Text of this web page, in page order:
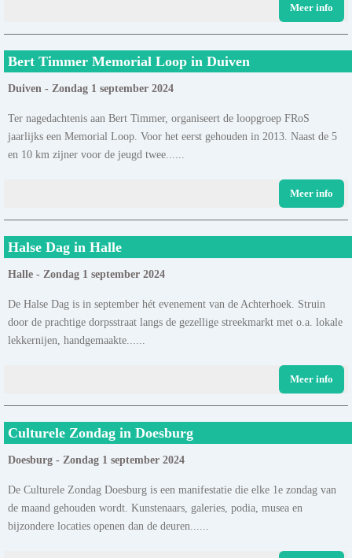
Meer info
Bert Timmer Memorial Loop in Duiven
Duiven - Zondag 1 september 2024
Ter nagedachtenis aan Bert Timmer, organiseert de loopgroep FRoS
jaarlijks een Memorial Loop. Voor het eerst gehouden in 2013. Naast de 5
en 10 km zijner voor de jeugd twee......
Meer info
Halse Dag in Halle
Halle - Zondag 1 september 2024
De Halse Dag is in september hét evenement van de Achterhoek. Struin
door de prachtige dorpsstraat langs de gezellige streekmarkt met o.a. lokale
lekkernijen, handgemaakte......
Meer info
Culturele Zondag in Doesburg
Doesburg - Zondag 1 september 2024
De Culturele Zondag Doesburg is een manifestatie die elke 1e zondag van
de maand gehouden wordt. Kunstenaars, galeries, podia, musea en
bijzondere locaties openen dan de deuren......